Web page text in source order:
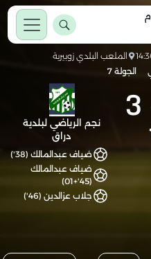
الملعب البلدي زوبيرية
الجولة 7
3
نجم الرياضي لبلدية
دراق
ضياف عبدالمالك (38')
ضياف عبدالمالك
(45'+01)
جلاب عزالدين (46')